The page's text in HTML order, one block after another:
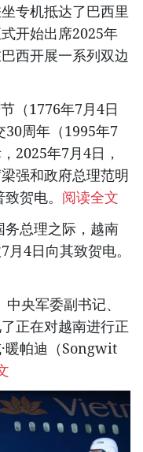
专机抵达了巴西里
开始出席2025年
西开展一系列双边
（1776年7月4日
30周年（1995年7
2025年7月4日，
强和政府总理范明
贺电。 阅读全文
务总理之际，越南
4日向其致贺电。
央军委副书记、
正在对越南进行正
暖帕迪（Songwit